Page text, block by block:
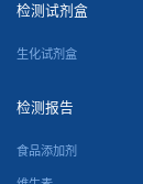
检测试剂盒
生化试剂盒
检测报告
食品添加剂